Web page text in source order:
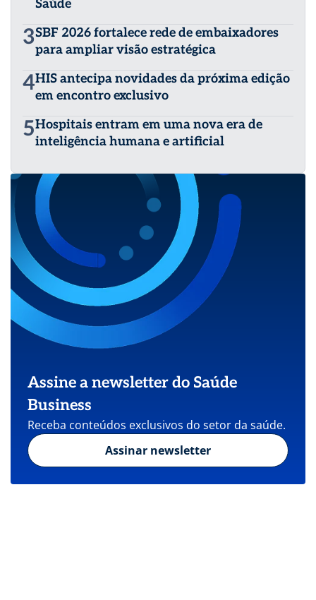
Saúde
3SBF 2026 fortalece rede de embaixadores
para ampliar visão estratégica
4HIS antecipa novidades da próxima edição
em encontro exclusivo
5Hospitais entram em uma nova era de
inteligência humana e artificial
Assine a newsletter do Saúde
Business
Receba conteúdos exclusivos do setor da saúde.
Assinar newsletter